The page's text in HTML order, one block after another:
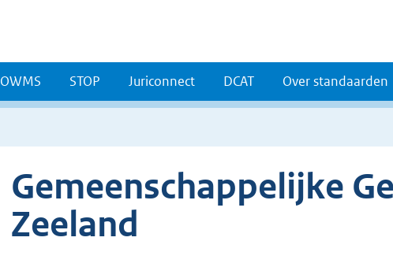
OWMS STOP Juriconnect DCAT Over standaarden
Gemeenschappelijke
Zeeland